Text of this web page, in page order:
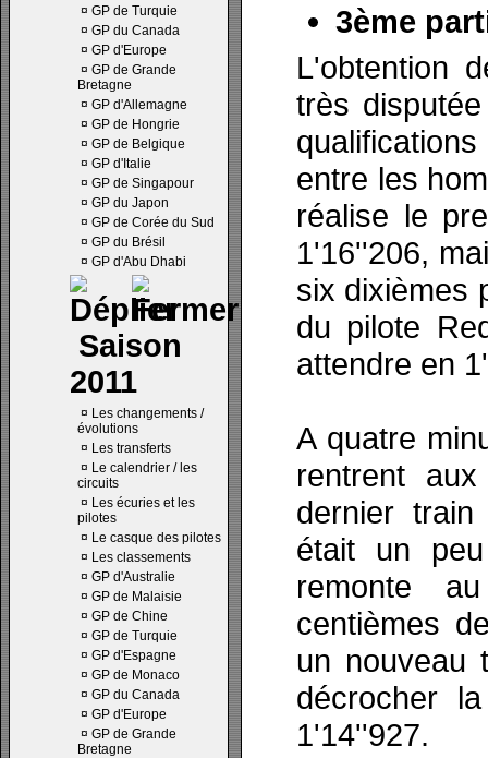
¤ GP de Turquie
¤ GP du Canada
¤ GP d'Europe
¤ GP de Grande
Bretagne
¤ GP d'Allemagne
¤ GP de Hongrie
¤ GP de Belgique
¤ GP d'Italie
¤ GP de Singapour
¤ GP du Japon
¤ GP de Corée du Sud
¤ GP du Brésil
¤ GP d'Abu Dhabi
Saison
2011
¤ Les changements /
évolutions
¤ Les transferts
¤ Le calendrier / les
circuits
¤ Les écuries et les
pilotes
¤ Le casque des pilotes
¤ Les classements
¤ GP d'Australie
¤ GP de Malaisie
¤ GP de Chine
¤ GP de Turquie
¤ GP d'Espagne
¤ GP de Monaco
¤ GP du Canada
¤ GP d'Europe
¤ GP de Grande
Bretagne
3ème
L'obtention
très
entre les
réalise le
1'16''206,
six dixièmes
du pilote
attendre en
A quatre
rentrent
dernier
était un
remonte
centièmes
un nouveau
décrocher
1'14''927.